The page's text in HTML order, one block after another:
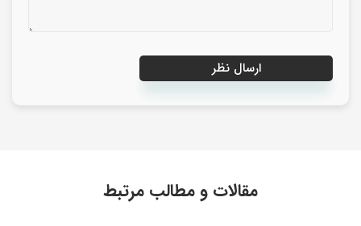
مقالات و مطالب مرتبط